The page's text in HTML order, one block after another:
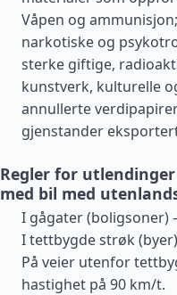
Våpen og ammunisjon;
narkotiske og
sterke giftige,
kunstverk, kulturelle
annullerte
gjenstander
Regler for
med bil med
I gågater (boligsoner)
I tettbygde strøk
På veier utenfor
hastighet på 90 km/t.